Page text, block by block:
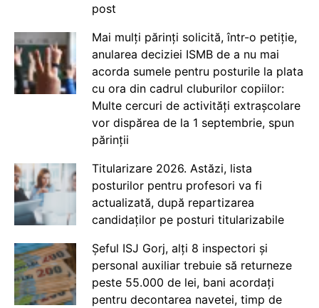
post
Mai mulți părinți solicită, într-o petiție,
anularea deciziei ISMB de a nu mai
acorda sumele pentru posturile la plata
cu ora din cadrul cluburilor copiilor:
Multe cercuri de activități extrașcolare
vor dispărea de la 1 septembrie, spun
părinții
Titularizare 2026. Astăzi, lista
posturilor pentru profesori va fi
actualizată, după repartizarea
candidaților pe posturi titularizabile
Șeful ISJ Gorj, alți 8 inspectori și
personal auxiliar trebuie să returneze
peste 55.000 de lei, bani acordați
pentru decontarea navetei, timp de